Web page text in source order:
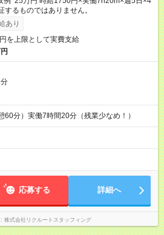
るものではありません。
あり
を上限として実費支給
60分）実働7時間20分（残業少なめ！）
応募する 詳細へ
株式会社リクルートスタッフィング